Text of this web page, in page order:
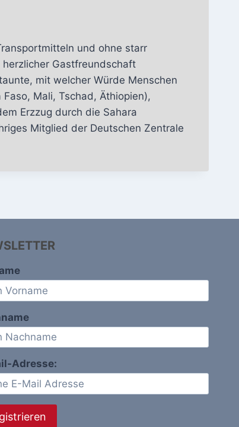
und ohne starr
Gastfreundschaft
mit welcher Würde Menschen
Mali, Tschad, Äthiopien),
Erzzug durch die Sahara
Mitglied der Deutschen Zentrale
Adresse: